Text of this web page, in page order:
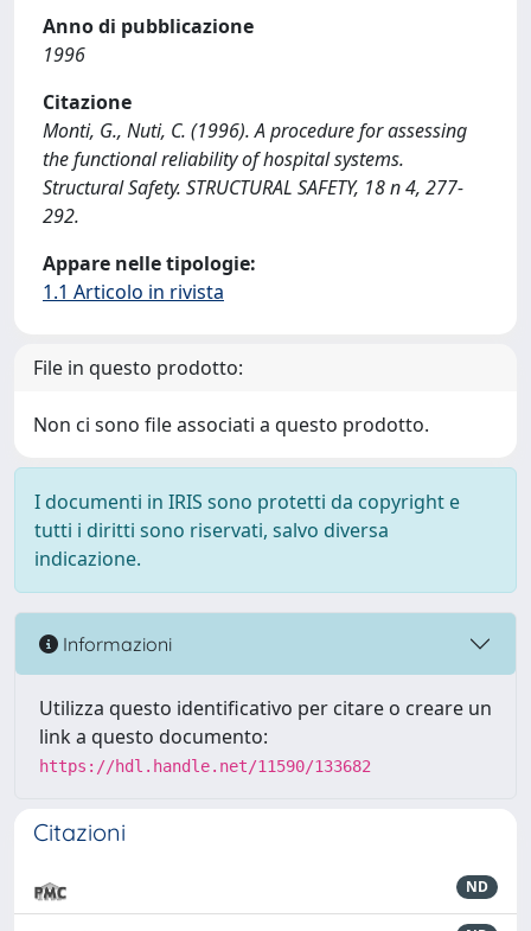
Anno di pubblicazione
1996
Citazione
Monti, G., Nuti, C. (1996). A procedure for assessing
the functional reliability of hospital systems.
Structural Safety. STRUCTURAL SAFETY, 18 n 4, 277-
292.
Appare nelle tipologie:
1.1 Articolo in rivista
File in questo prodotto:
Non ci sono file associati a questo prodotto.
I documenti in IRIS sono protetti da copyright e
tutti i diritti sono riservati, salvo diversa
indicazione.
Informazioni
Utilizza questo identificativo per citare o creare un
link a questo documento:
https://hdl.handle.net/11590/133682
Citazioni
ND